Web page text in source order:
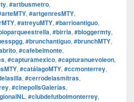
, #artbusmetro,
, #artgenresMTY,
, #atreyuMTY, #barrioantiguo,
, #birria, #bloggermty,
, #brunchantiguo, #brunchMTY,
, #cafebelmonte,
, #capturamexico, #capturanuevoleon,
, #catálagoMTY, #ccmonterrey,
, #cerrodelasmitras,
, #cinepolisGalerías,
, #clubdefutbolmonterrey,